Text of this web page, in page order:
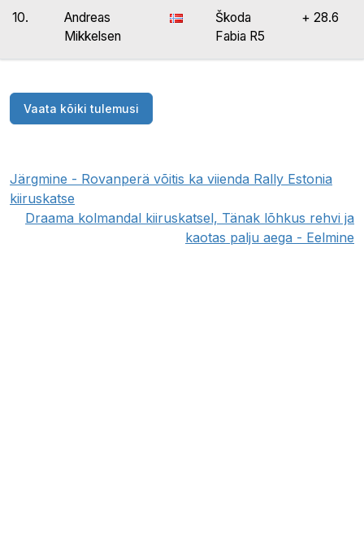
10.
Andreas
Mikkelsen
Škoda
Fabia R5
+ 28.6
Vaata kõiki tulemusi
Järgmine - Rovanperä võitis ka viienda Rally Estonia
kiiruskatse
Draama kolmandal kiiruskatsel, Tänak lõhkus rehvi ja
kaotas palju aega - Eelmine